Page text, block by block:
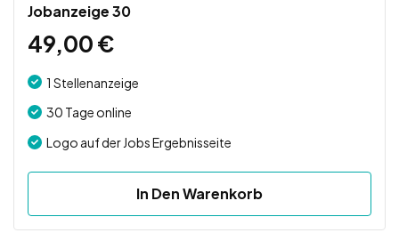
Jobanzeige 30
49,00€
1 Stellenanzeige
30 Tage online
Logo auf der Jobs Ergebnisseite
In Den Warenkorb